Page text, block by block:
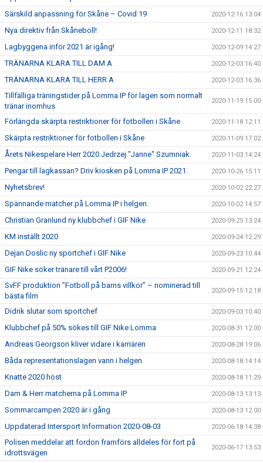
Särskild anpassning för Skåne – Covid 19 2020-12-16 13:04
Nya direktiv från Skåneboll! 2020-12-11 18:32
Lagbyggena inför 2021 är igång! 2020-12-09 14:27
TRÄNARNA KLARA TILL DAM A 2020-12-03 16:40
TRÄNARNA KLARA TILL HERR A 2020-12-03 16:36
Tillfälliga träningstider på Lomma IP för lagen som normalt
tränar inomhus
2020-11-19 15:00
Förlängda skärpta restriktioner för fotbollen i Skåne 2020-11-18 12:11
Skärpta restriktioner för fotbollen i Skåne 2020-11-09 17:02
Årets Nikespelare Herr 2020 Jedrzej "Janne" Szumniak 2020-11-03 14:24
Pengar till lagkassan? Driv kiosken på Lomma IP 2021. 2020-10-26 15:11
Nyhetsbrev! 2020-10-02 22:27
Spännande matcher på Lomma IP i helgen. 2020-10-02 14:57
Christian Granlund ny klubbchef i GIF Nike 2020-09-25 13:24
KM inställt 2020 2020-09-24 12:29
Dejan Doslic ny sportchef i GIF Nike 2020-09-23 10:44
GIF Nike söker tränare till vårt P2006! 2020-09-21 12:24
SvFF produktion ”Fotboll på barns villkor” – nominerad till
bästa film
2020-09-15 12:18
Didrik slutar som sportchef 2020-09-03 10:40
Klubbchef på 50% sökes till GIF Nike Lomma 2020-08-31 12:00
Andreas Georgson kliver vidare i karriären 2020-08-28 19:06
Båda representationslagen vann i helgen 2020-08-18 14:14
Knatte 2020 höst 2020-08-18 11:29
Dam & Herr matcherna på Lomma IP 2020-08-13 13:13
Sommarcampen 2020 är i gång 2020-08-13 12:00
Uppdaterad Intersport Information 2020-08-03 2020-06-18 14:38
Polisen meddelar att fordon framförs alldeles för fort på
idrottsvägen
2020-06-17 13:53